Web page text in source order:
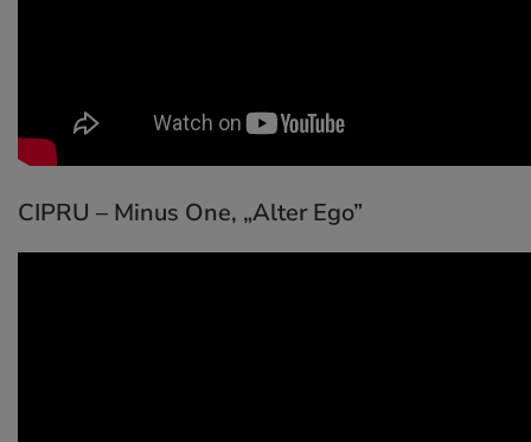
CIPRU – Minus One, „Alter Ego”